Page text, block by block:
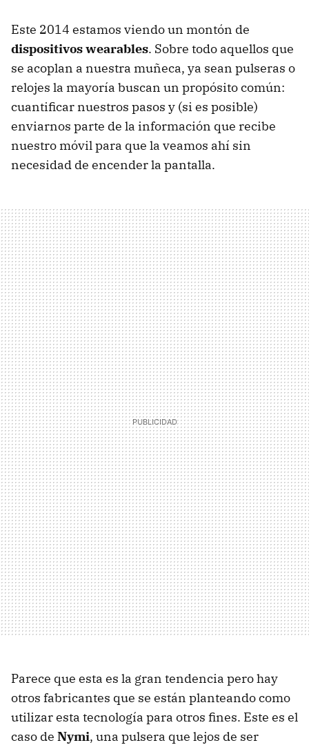
Este 2014 estamos viendo un montón de
dispositivos wearables. Sobre todo aquellos que
se acoplan a nuestra muñeca, ya sean pulseras o
relojes la mayoría buscan un propósito común:
cuantificar nuestros pasos y (si es posible)
enviarnos parte de la información que recibe
nuestro móvil para que la veamos ahí sin
necesidad de encender la pantalla.
Parece que esta es la gran tendencia pero hay
otros fabricantes que se están planteando como
utilizar esta tecnología para otros fines. Este es el
caso de Nymi, una pulsera que lejos de ser